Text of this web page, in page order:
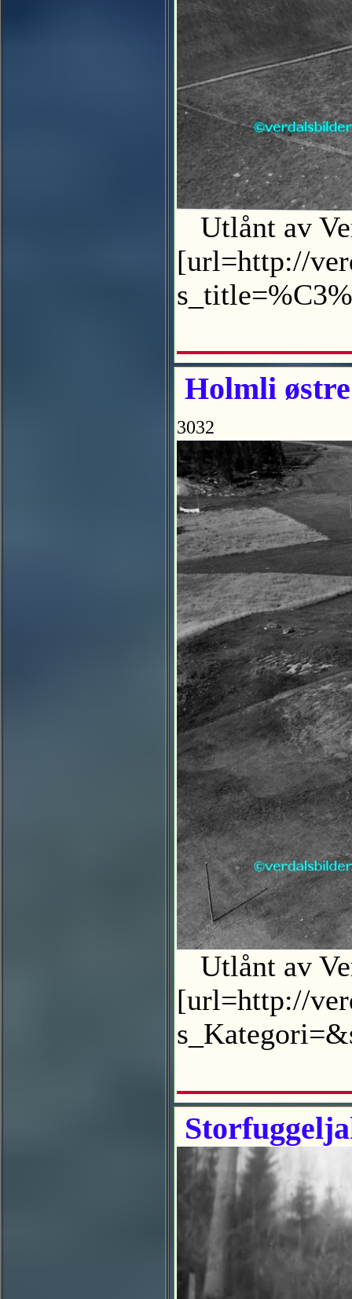
Utlånt av
[url=http://
Holmli
3032
Utlånt av
[url=http://